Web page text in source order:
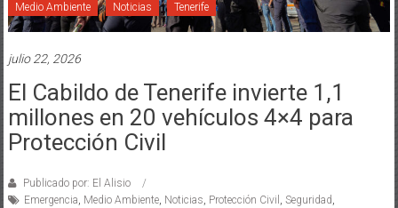
Medio Ambiente Noticias Tenerife
julio 22, 2026
El Cabildo de Tenerife invierte 1,1
millones en 20 vehículos 4×4 para
Protección Civil
Publicado por: El Alisio
Emergencia, Medio Ambiente, Noticias, Protección Civil , Seguridad,